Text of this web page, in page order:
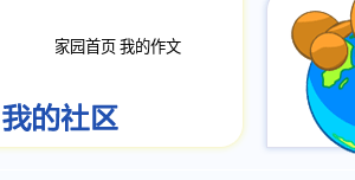
家园首页 我的作文